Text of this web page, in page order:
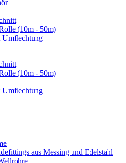
(10m - 50m)
Umflechtung
(10m - 50m)
Umflechtung
aus Messing und Edelstahl